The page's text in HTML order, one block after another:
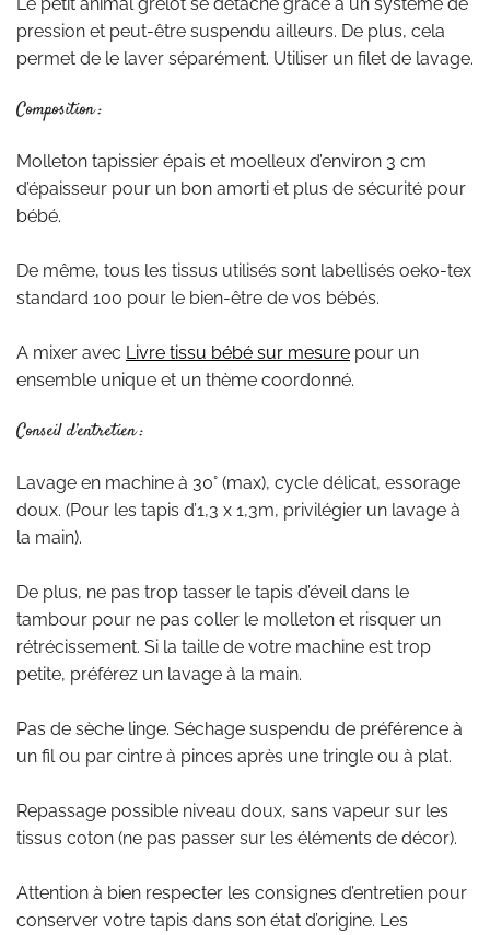
pression et peut-être suspendu ailleurs. De plus, cela
permet de le laver séparément. Utiliser un filet de lavage.
Composition :
Molleton tapissier épais et moelleux d’environ 3 cm
d’épaisseur pour un bon amorti et plus de sécurité pour
bébé.
De même, tous les tissus utilisés sont labellisés oeko-tex
standard 100 pour le bien-être de vos bébés.
A mixer avec Livre tissu bébé sur mesure pour un
ensemble unique et un thème coordonné.
Conseil d’entretien :
Lavage en machine à 30° (max), cycle délicat, essorage
doux. (Pour les tapis d’1,3 x 1,3m, privilégier un lavage à
la main).
De plus, ne pas trop tasser le tapis d’éveil dans le
tambour pour ne pas coller le molleton et risquer un
rétrécissement. Si la taille de votre machine est trop
petite, préférez un lavage à la main.
Pas de sèche linge. Séchage suspendu de préférence à
un fil ou par cintre à pinces après une tringle ou à plat.
Repassage possible niveau doux, sans vapeur sur les
tissus coton (ne pas passer sur les éléments de décor).
Attention à bien respecter les consignes d’entretien pour
conserver votre tapis dans son état d’origine. Les